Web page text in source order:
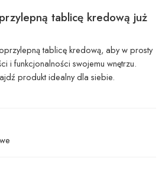
tablicę kredową już
tablicę kredową, aby w prosty
i funkcjonalności swojemu wnętrzu.
produkt idealny dla siebie.